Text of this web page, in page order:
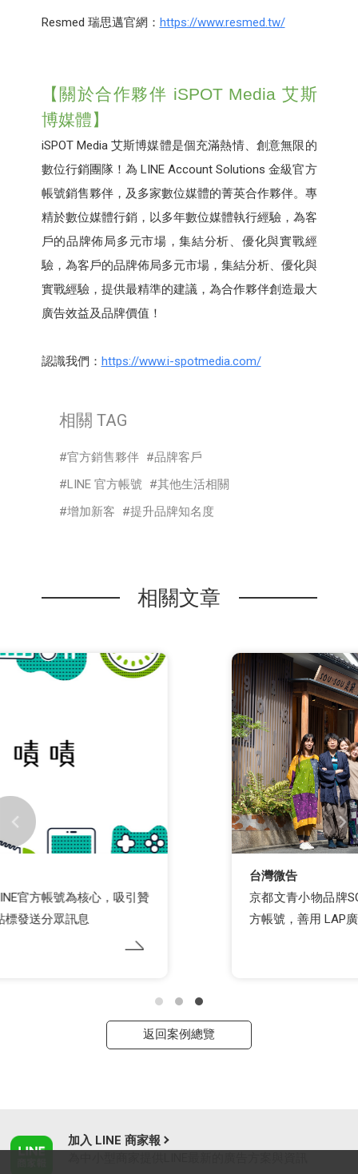
Resmed 瑞思邁官網： https://www.resmed.tw/
【關於合作夥伴 iSPOT Media 艾斯
博媒體】
iSPOT Media 艾斯博媒體是個充滿熱情、創意無限的
數位行銷團隊！為 LINE Account Solutions 金級官方
帳號銷售夥伴，及多家數位媒體的菁英合作夥伴。專
精於數位媒體行銷，以多年數位媒體執行經驗，為客
戶的品牌佈局多元市場，集結分析、優化與實戰經
驗，為客戶的品牌佈局多元市場，集結分析、優化與
實戰經驗，提供最精準的建議，為合作夥伴創造最大
廣告效益及品牌價值！
認識我們： https://www.i-spotmedia.com/
相關 TAG
官方銷售夥伴
品牌客戶
LINE 官方帳號
其他生活相關
增加新客
提升品牌知名度
相關文章
京都文青小物品牌SOU･SOU遠距耕耘台灣 LINE官
方帳號，善用 LAP廣告找到相似受眾帶動轉換率
返回案例總覽
加入 LINE 商家報